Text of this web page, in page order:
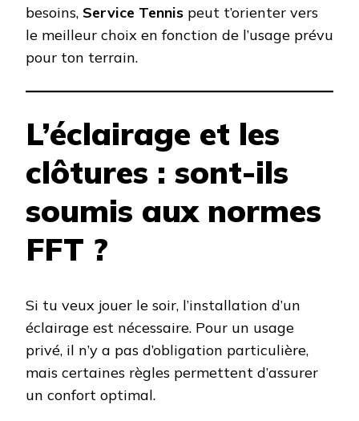
besoins, Service Tennis peut t’orienter vers
le meilleur choix en fonction de l’usage prévu
pour ton terrain.
L’éclairage et les
clôtures : sont-ils
soumis aux normes
FFT ?
Si tu veux jouer le soir, l’installation d’un
éclairage est nécessaire. Pour un usage
privé, il n’y a pas d’obligation particulière,
mais certaines règles permettent d’assurer
un confort optimal.